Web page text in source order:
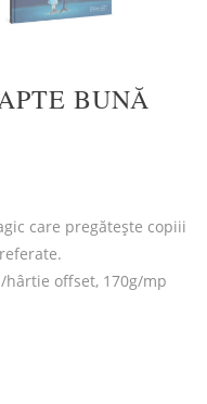
BUNĂ
63.00 lei.
care pregătește copiii
hârtie offset, 170g/mp